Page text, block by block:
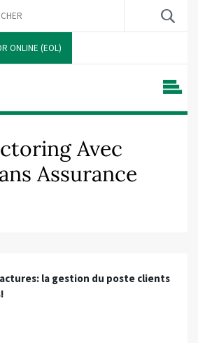
ONLINE (EOL)
Avec
Assurance
la gestion du poste clients